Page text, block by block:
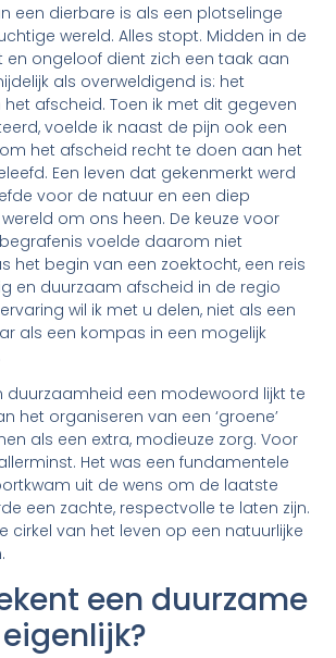
een dierbare is als een plotselinge
wereld. Alles stopt. Midden in de
en ongeloof dient zich een taak aan
als overweldigend is: het
afscheid. Toen ik met dit gegeven
voelde ik naast de pijn ook een
het afscheid recht te doen aan het
Een leven dat gekenmerkt werd
voor de natuur en een diep
om ons heen. De keuze voor
voelde daarom niet
het begin van een zoektocht, een reis
en duurzaam afscheid in de regio
wil ik met u delen, niet als een
als een kompas in een mogelijk
duurzaamheid een modewoord lijkt te
het organiseren van een ‘groene’
als een extra, modieuze zorg. Voor
Het was een fundamentele
uit de wens om de laatste
een zachte, respectvolle te laten zijn.
cirkel van het leven op een natuurlijke
een duurzame